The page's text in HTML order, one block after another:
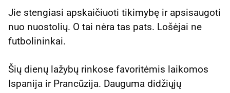
Jie stengiasi apskaičiuoti tikimybę ir apsisaugoti
nuo nuostolių. O tai nėra tas pats. Lošėjai ne
futbolininkai.
Šių dienų lažybų rinkose favoritėmis laikomos
Ispanija ir Prancūzija. Dauguma didžiųjų